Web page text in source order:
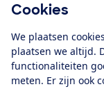
Cookies
We plaatsen
plaatsen we altijd.
functionaliteiten
meten. Er zijn ook